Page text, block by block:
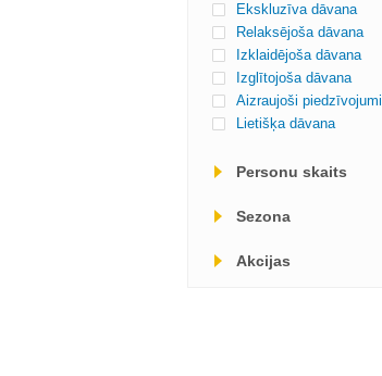
Ekskluzīva dāvana
Relaksējoša dāvana
Izklaidējoša dāvana
Izglītojoša dāvana
Aizraujoši piedzīvojumi
Lietišķa dāvana
Personu skaits
Sezona
Akcijas